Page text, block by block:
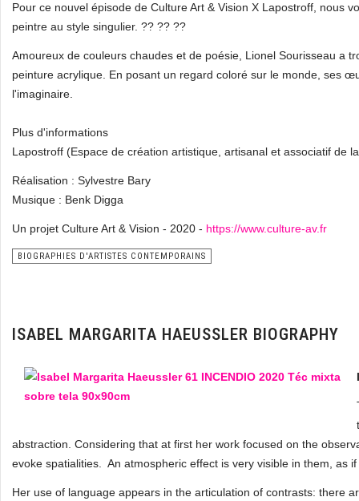
Pour ce nouvel épisode de Culture Art & Vision X Lapostroff, nous
peintre au style singulier. ?? ?? ??
Amoureux de couleurs chaudes et de poésie, Lionel Sourisseau a
peinture acrylique. En posant un regard coloré sur le monde, ses
l'imaginaire.
Plus d'informations
Lapostroff (Espace de création artistique, artisanal et associatif de
Réalisation : Sylvestre Bary
Musique : Benk Digga
Un projet Culture Art & Vision - 2020 - https://www.culture-av.fr
BIOGRAPHIES D'ARTISTES CONTEMPORAINS
ISABEL MARGARITA HAEUSSLER BIOGRAPHY
abstraction. Considering that at first her work focused on the
evoke spatialities. An atmospheric effect is very visible in them, as
Her use of language appears in the articulation of contrasts: there